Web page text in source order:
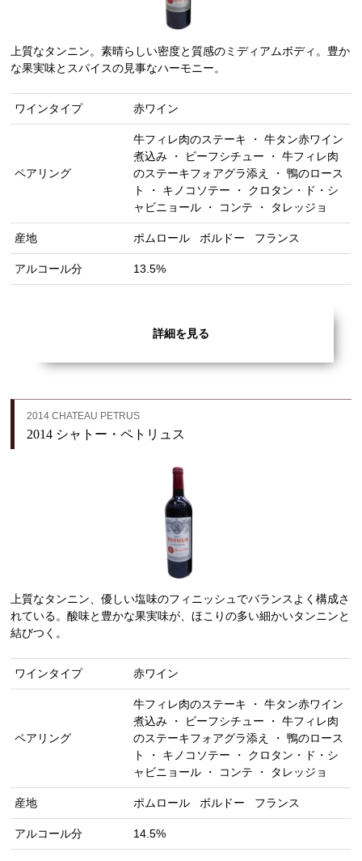
上質なタンニン。素晴らしい密度と質感のミディアムボディ。豊か
な果実味とスパイスの見事なハーモニー。
ワインタイプ 赤ワイン
ペアリング
牛フィレ肉のステーキ ・ 牛タン赤ワイン
煮込み ・ ビーフシチュー ・ 牛フィレ肉
のステーキフォアグラ添え ・ 鴨のロース
ト ・ キノコソテー ・ クロタン・ド・シ
ャビニョール ・ コンテ ・ タレッジョ
産地 ポムロール ボルドー フランス
アルコール分 13.5%
詳細を見る
2014 CHATEAU PETRUS
2014 シャトー・ペトリュス
上質なタンニン、優しい塩味のフィニッシュでバランスよく構成さ
れている。酸味と豊かな果実味が、ほこりの多い細かいタンニンと
結びつく。
ワインタイプ 赤ワイン
ペアリング
牛フィレ肉のステーキ ・ 牛タン赤ワイン
煮込み ・ ビーフシチュー ・ 牛フィレ肉
のステーキフォアグラ添え ・ 鴨のロース
ト ・ キノコソテー ・ クロタン・ド・シ
ャビニョール ・ コンテ ・ タレッジョ
産地 ポムロール ボルドー フランス
アルコール分 14.5%